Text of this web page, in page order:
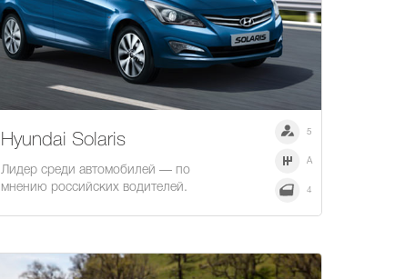
Hyundai Solaris
Лидер среди автомобилей — по
мнению российских водителей.
5
A
4